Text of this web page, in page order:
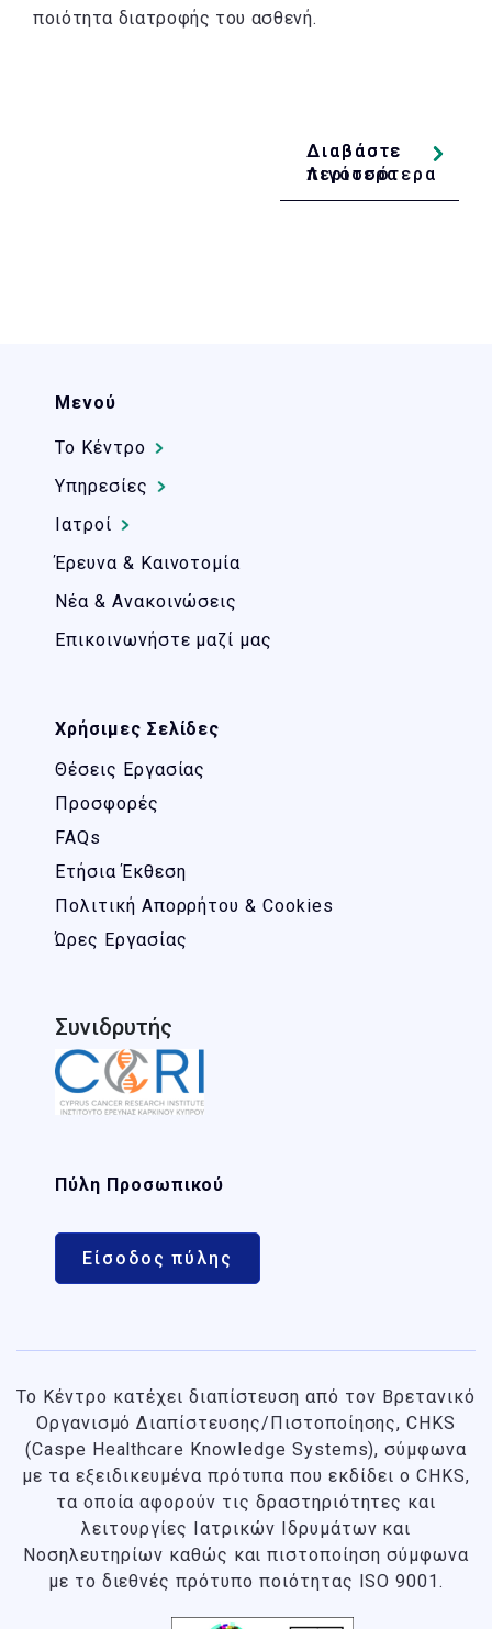
ποιότητα διατροφής του ασθενή.
Διαβάστε
Λιγότερα
Διαβάστε
περισσότερα
Μενού
Το Kέντρο
Υπηρεσίες
Ιατροί
Έρευνα & Καινοτομία
Νέα & Ανακοινώσεις
Επικοινωνήστε μαζί μας
Χρήσιμες Σελίδες
Θέσεις Εργασίας
Προσφορές
FAQs
Ετήσια Έκθεση
Πολιτική Απορρήτου & Cookies
Ώρες Εργασίας
Συνιδρυτής
Πύλη Προσωπικού
Είσοδος πύλης
Το Κέντρο κατέχει διαπίστευση από τον Βρετανικό
Οργανισμό Διαπίστευσης/Πιστοποίησης, CHKS
(Caspe Healthcare Knowledge Systems), σύμφωνα
με τα εξειδικευμένα πρότυπα που εκδίδει ο CHKS,
τα οποία αφορούν τις δραστηριότητες και
λειτουργίες Ιατρικών Ιδρυμάτων και
Νοσηλευτηρίων καθώς και πιστοποίηση σύμφωνα
με το διεθνές πρότυπο ποιότητας ISO 9001.